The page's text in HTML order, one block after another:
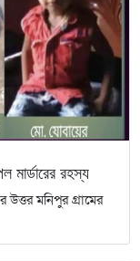
মার্ডারের রহস্য
উত্তর মনিপুর গ্রামের